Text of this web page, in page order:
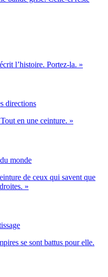
l’histoire. Portez-la. »
directions
en une ceinture. »
monde
de ceux qui savent que
»
se sont battus pour elle.